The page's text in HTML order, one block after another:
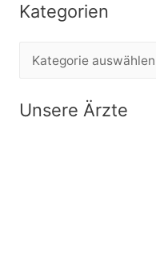
Kategorien
tUnsere Ärzte